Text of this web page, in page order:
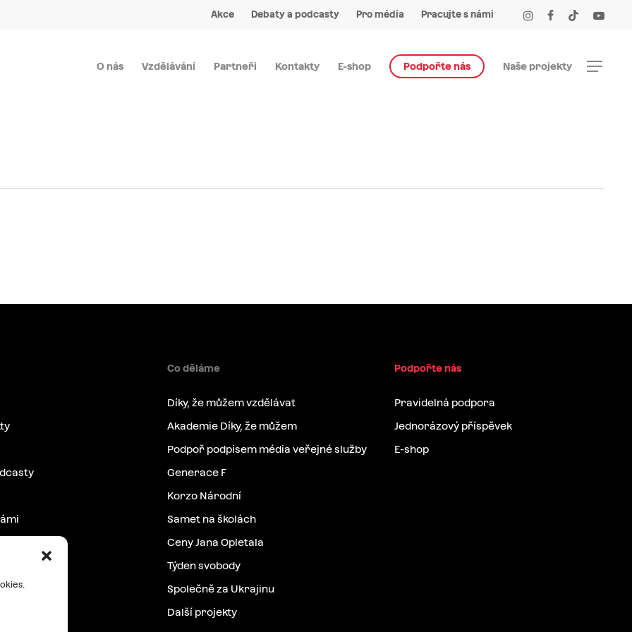
facebook youtube
instagramtiktok
Akce Debaty a podcasty Pro média Pracujte s námi
O nás Vzdělávání Partneři Kontakty E-shop Podpořte nás Naše projekty Menu
Co děláme
Díky, že můžem vzdělávat
Akademie Díky, že můžem
Podpoř podpisem média veřejné služby
Generace F
Korzo Národní
Samet na školách
Ceny Jana Opletala
Týden svobody
Společně za Ukrajinu
Další projekty
Podpořte nás
Pravidelná podpora
Jednorázový příspěvek
E-shop